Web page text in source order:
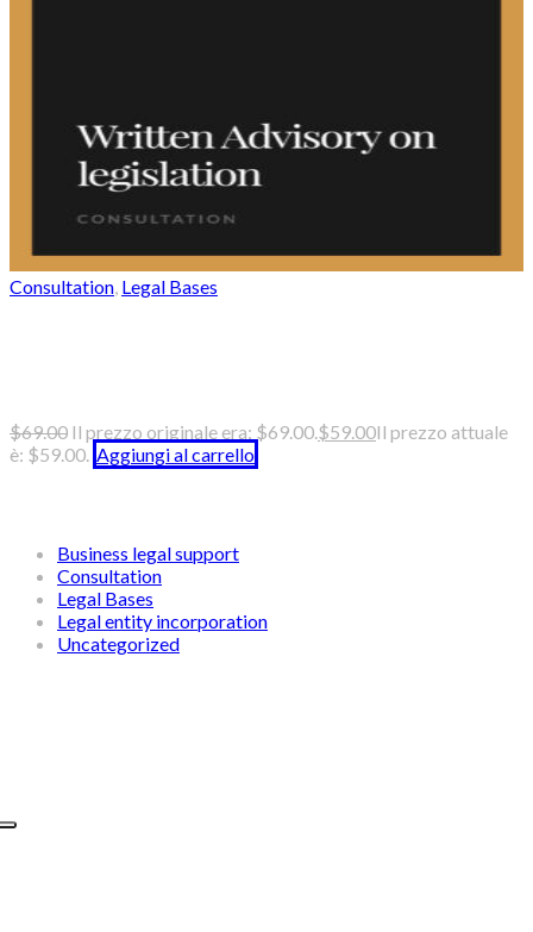
Consultation Legal Bases
$69.00 Il prezzo originale era: $69.00.$59.00Il prezzo attuale
è: $59.00. Aggiungi al carrello
Business legal support
Consultation
Legal Bases
Legal entity incorporation
Uncategorized